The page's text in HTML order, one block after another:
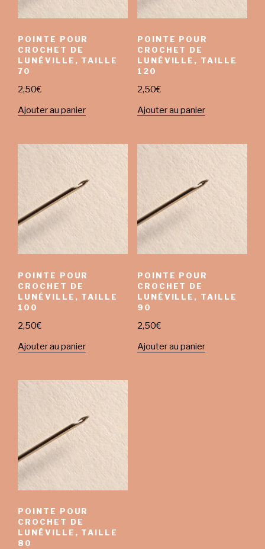
POINTE POUR
CROCHET DE
LUNÉVILLE, TAILLE
70
2,50€
Ajouter au panier
POINTE POUR
CROCHET DE
LUNÉVILLE, TAILLE
120
2,50€
Ajouter au panier
POINTE POUR
CROCHET DE
LUNÉVILLE, TAILLE
100
2,50€
Ajouter au panier
POINTE POUR
CROCHET DE
LUNÉVILLE, TAILLE
90
2,50€
Ajouter au panier
POINTE POUR
CROCHET DE
LUNÉVILLE, TAILLE
80